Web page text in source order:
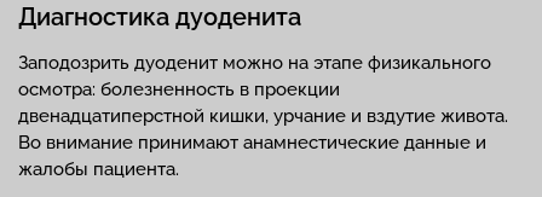
Диагностика дуоденита
Заподозрить дуоденит можно на этапе физикального
осмотра: болезненность в проекции
двенадцатиперстной кишки, урчание и вздутие живота.
Во внимание принимают анамнестические данные и
жалобы пациента.